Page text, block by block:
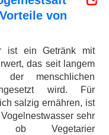
von
ist ein Getränk mit
das seit langem
der menschlichen
wird. Für
salzig ernähren, ist
sehr
ob Vegetarier